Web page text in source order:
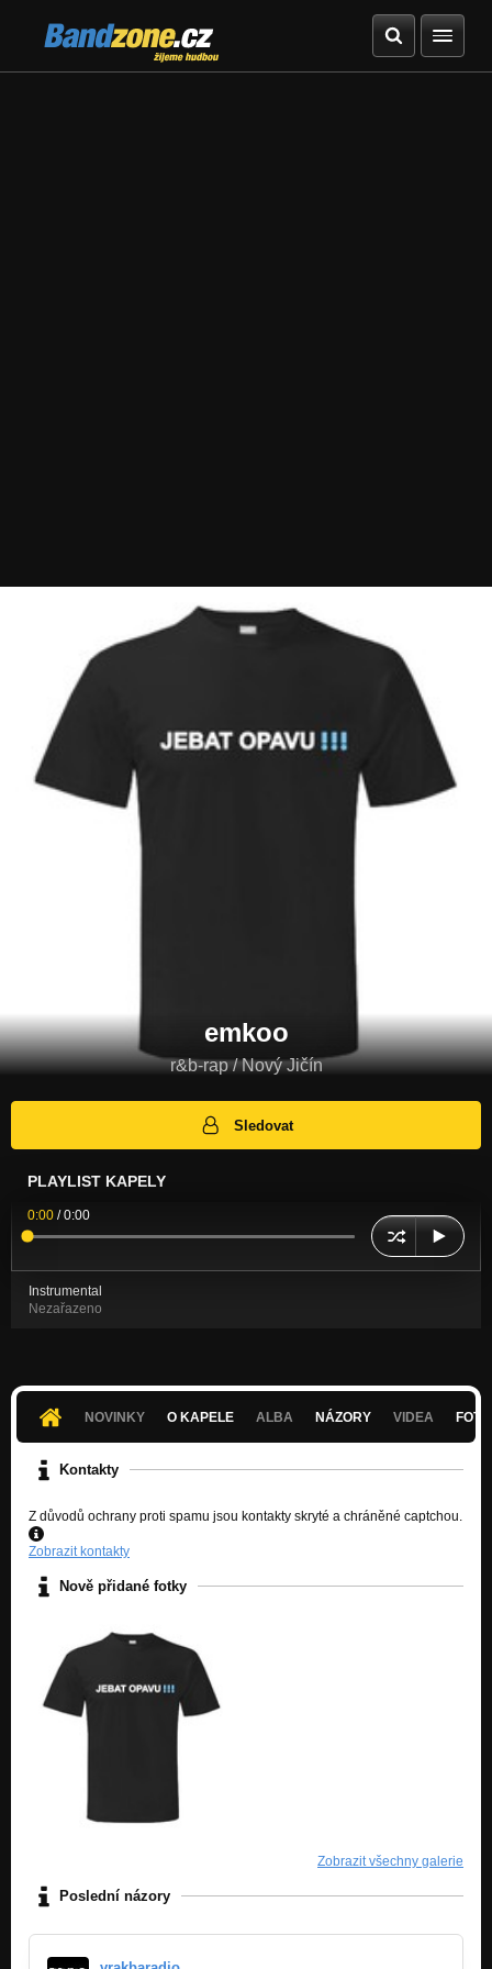
Bandzone.cz
žijeme hudbou
emkoo
r&b-rap / Nový Jičín
Sledovat
PLAYLIST KAPELY
0:00 /0:00
Instrumental
Nezařazeno
NOVINKY O KAPELE ALBA NÁZORY VIDEA
Kontakty
Z důvodů ochrany proti spamu jsou kontakty skryté a chráněné captchou.
Zobrazit kontakty
Nově přidané fotky
Zobrazit všechny galerie
Poslední názory